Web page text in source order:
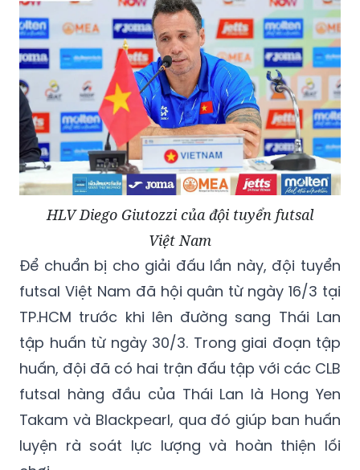
HLV Diego Giutozzi của đội tuyển futsal
Việt Nam
Để chuẩn bị cho giải đấu lần này, đội tuyển
futsal Việt Nam đã hội quân từ ngày 16/3 tại
TP.HCM trước khi lên đường sang Thái Lan
tập huấn từ ngày 30/3. Trong giai đoạn tập
huấn, đội đã có hai trận đấu tập với các CLB
futsal hàng đầu của Thái Lan là Hong Yen
Takam và Blackpearl, qua đó giúp ban huấn
luyện rà soát lực lượng và hoàn thiện lối